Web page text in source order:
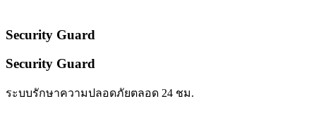
Security Guard
Security Guard
ระบบรักษาความปลอดภัยตลอด 24 ชม.